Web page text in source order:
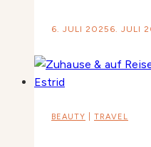
6. JULI 2025 6. JULI
BEAUTY TRAVEL